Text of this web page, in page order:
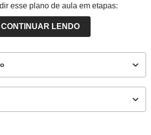
esse plano de aula em etapas:
em trios ou grupos de quatro.
complementar que recomenda links de
sobre o tema sugerido. Você
dos grupos para a pesquisa e
e outras fontes que
adequados. Eles podem fazer uma
CONTINUAR LENDO
foi produzido pelo Time de Autores